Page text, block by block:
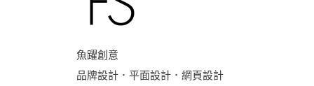
魚躍創意
品牌設計．平面設計．網頁設計